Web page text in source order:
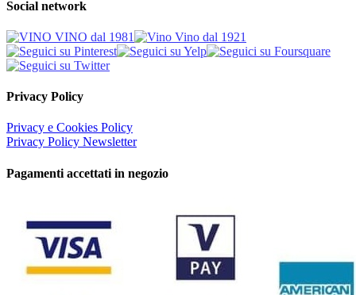
Social network
Privacy Policy
Privacy e Cookies Policy
Privacy Policy Newsletter
Pagamenti accettati in negozio